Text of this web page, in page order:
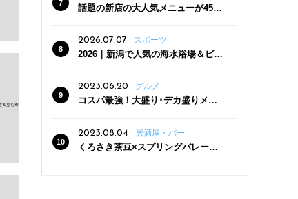
話題の新店の大人気メニューが450
クーポン登場
2026.07.07 スポーツ
2026｜新潟で人気の海水浴場＆ビー
2023.06.20
グルメ
コスパ最強！大盛り･デカ盛りメニ
2023.08.04
居酒屋・バー
くろさき茶豆×スプリングバレー豊